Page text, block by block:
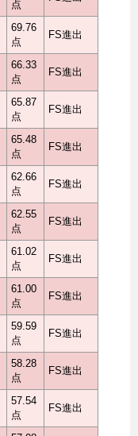
点
69.76
点
FS進出
66.33
点
FS進出
65.87
点
FS進出
65.48
点
FS進出
62.66
点
FS進出
62.55
点
FS進出
61.02
点
FS進出
61.00
点
FS進出
59.59
点
FS進出
58.28
点
FS進出
57.54
点
FS進出